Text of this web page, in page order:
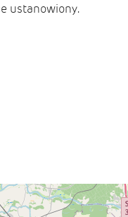
ustanowiony.